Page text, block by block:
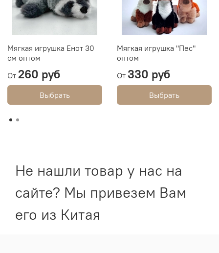
Мягкая игрушка Енот 30
см оптом
От 260 руб
Выбрать
Мягкая игрушка "Пес"
оптом
От 330 руб
Выбрать
Не нашли товар у нас на
сайте? Мы привезем Вам
его из Китая